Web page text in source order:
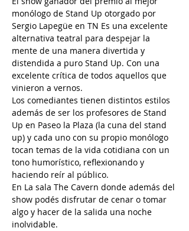
monólogo de Stand Up otorgado por
Sergio Lapegüe en TN Es una excelente
alternativa teatral para despejar la
mente de una manera divertida y
distendida a puro Stand Up. Con una
excelente crítica de todos aquellos que
vinieron a vernos.
Los comediantes tienen distintos estilos
además de ser los profesores de Stand
Up en Paseo la Plaza (la cuna del stand
up) y cada uno con su propio monólogo
tocan temas de la vida cotidiana con un
tono humorístico, reflexionando y
haciendo reír al público.
En La sala The Cavern donde además del
show podés disfrutar de cenar o tomar
algo y hacer de la salida una noche
inolvidable.